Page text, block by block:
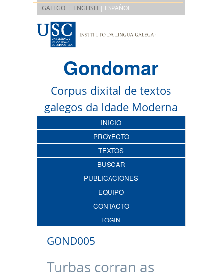
GALEGO ENGLISH | ESPAÑOL
Gondomar
Corpus dixital de textos
galegos da Idade Moderna
INICIO
PROYECTO
TEXTOS
BUSCAR
PUBLICACIONES
EQUIPO
CONTACTO
LOGIN
GOND005
Turbas corran as